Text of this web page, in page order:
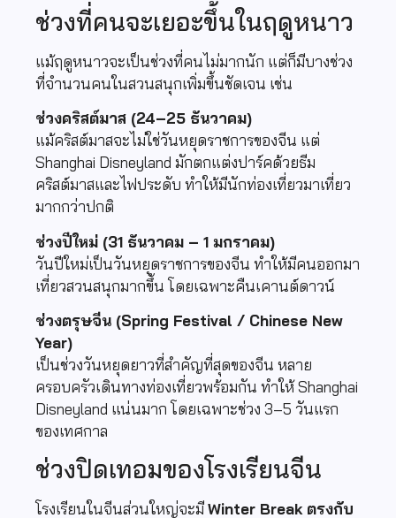
ช่วงที่คนจะเยอะขึ้นในฤดูหนาว
แม้ฤดูหนาวจะเป็นช่วงที่คนไม่มากนัก แต่ก็มีบางช่วง
ที่จำนวนคนในสวนสนุกเพิ่มขึ้นชัดเจน เช่น
ช่วงคริสต์มาส (24–25 ธันวาคม)
แม้คริสต์มาสจะไม่ใช่วันหยุดราชการของจีน แต่
Shanghai Disneyland มักตกแต่งปาร์คด้วยธีม
คริสต์มาสและไฟประดับ ทำให้มีนักท่องเที่ยวมาเที่ยว
มากกว่าปกติ
ช่วงปีใหม่ (31 ธันวาคม – 1 มกราคม)
วันปีใหม่เป็นวันหยุดราชการของจีน ทำให้มีคนออกมา
เที่ยวสวนสนุกมากขึ้น โดยเฉพาะคืนเคานต์ดาวน์
ช่วงตรุษจีน (Spring Festival / Chinese New
Year)
เป็นช่วงวันหยุดยาวที่สำคัญที่สุดของจีน หลาย
ครอบครัวเดินทางท่องเที่ยวพร้อมกัน ทำให้ Shanghai
Disneyland แน่นมาก โดยเฉพาะช่วง 3–5 วันแรก
ของเทศกาล
ช่วงปิดเทอมของโรงเรียนจีน
โรงเรียนในจีนส่วนใหญ่จะมีWinter Break ตรงกับ